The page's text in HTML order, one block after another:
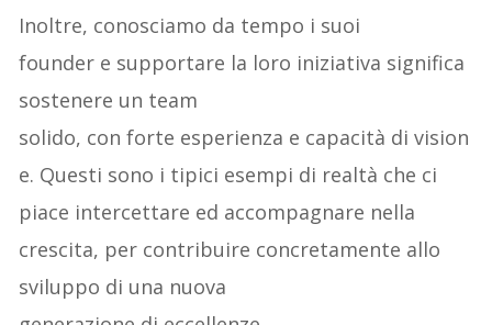
Inoltre, conosciamo da tempo i suoi
founder e supportare la loro iniziativa significa
sostenere un team
solido, con forte esperienza e capacità di vision
e. Questi sono i tipici esempi di realtà che ci
piace intercettare ed accompagnare nella
crescita, per contribuire concretamente allo
sviluppo di una nuova